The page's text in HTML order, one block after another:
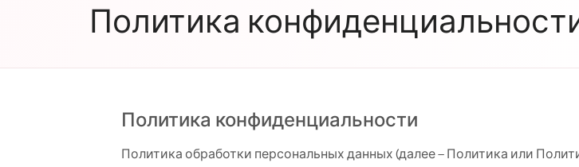
Политика
Политика конфиденциальности
Политика обработки персональных данных (далее – Политика или